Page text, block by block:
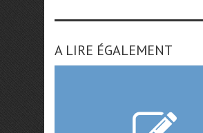
A LIRE ÉGALEMENT